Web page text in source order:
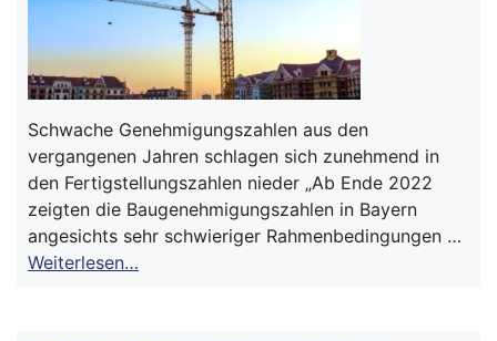
Schwache Genehmigungszahlen aus den
vergangenen Jahren schlagen sich zunehmend in
den Fertigstellungszahlen nieder „Ab Ende 2022
zeigten die Baugenehmigungszahlen in Bayern
angesichts sehr schwieriger Rahmenbedingungen …
Weiterlesen…